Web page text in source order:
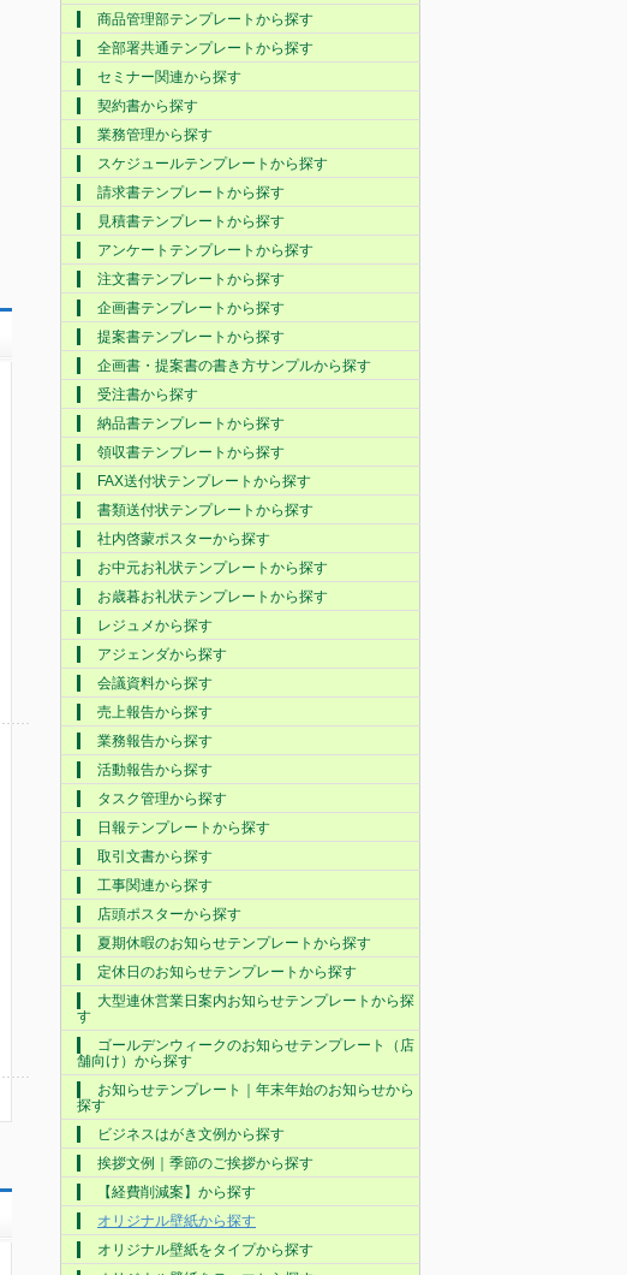
商品管理部テンプレートから探す
全部署共通テンプレートから探す
セミナー関連から探す
契約書から探す
業務管理から探す
スケジュールテンプレートから探す
請求書テンプレートから探す
見積書テンプレートから探す
アンケートテンプレートから探す
注文書テンプレートから探す
企画書テンプレートから探す
提案書テンプレートから探す
企画書・提案書の書き方サンプルから探す
受注書から探す
納品書テンプレートから探す
領収書テンプレートから探す
FAX送付状テンプレートから探す
書類送付状テンプレートから探す
社内啓蒙ポスターから探す
お中元お礼状テンプレートから探す
お歳暮お礼状テンプレートから探す
レジュメから探す
アジェンダから探す
会議資料から探す
売上報告から探す
業務報告から探す
活動報告から探す
タスク管理から探す
日報テンプレートから探す
取引文書から探す
工事関連から探す
店頭ポスターから探す
夏期休暇のお知らせテンプレートから探す
定休日のお知らせテンプレートから探す
大型連休営業日案内お知らせテンプレートから探
す
ゴールデンウィークのお知らせテンプレート（店
舗向け）から探す
お知らせテンプレート｜年末年始のお知らせから
探す
ビジネスはがき文例から探す
挨拶文例｜季節のご挨拶から探す
【経費削減案】から探す
オリジナル壁紙から探す
オリジナル壁紙をタイプから探す